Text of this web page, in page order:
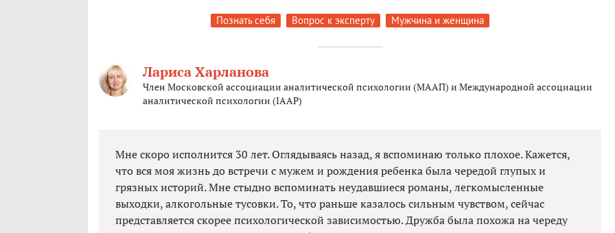
Познать себя Вопрос к эксперту Мужчина и женщина
Лариса Харланова
Член Московской ассоциации аналитической психологии (МААП) и Международной ассоциации
аналитической психологии (IAAP)
Мне скоро исполнится 30 лет. Оглядываясь назад, я вспоминаю только плохое. Кажется,
что вся моя жизнь до встречи с мужем и рождения ребенка была чередой глупых и
грязных историй. Мне стыдно вспоминать неудавшиеся романы, легкомысленные
выходки, алкогольные тусовки. То, что раньше казалось сильным чувством, сейчас
представляется скорее психологической зависимостью. Дружба была похожа на череду